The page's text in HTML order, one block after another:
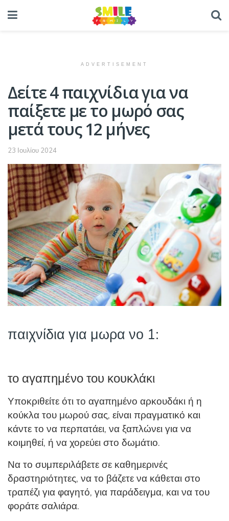
ADVERTISEMENT
Δείτε 4 παιχνίδια για να
παίξετε με το μωρό σας
μετά τους 12 μήνες
23 Ιουλίου 2024
παιχνίδια για μωρα νο 1:
το αγαπημένο του κουκλάκι
Υποκριθείτε ότι το αγαπημένο αρκουδάκι ή η
κούκλα του μωρού σας, είναι πραγματικό και
κάντε το να περπατάει, να ξαπλώνει για να
κοιμηθεί, ή να χορεύει στο δωμάτιο.
Να το συμπεριλάβετε σε καθημερινές
δραστηριότητες, να το βάζετε να κάθεται στο
τραπέζι για φαγητό, για παράδειγμα, και να του
φοράτε σαλιάρα.